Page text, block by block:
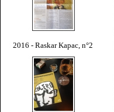
2016 - Raskar Kapac, n°2